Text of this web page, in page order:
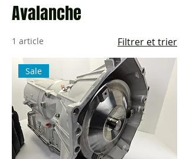
Avalanche
1 article Filtrer et trier
Sale